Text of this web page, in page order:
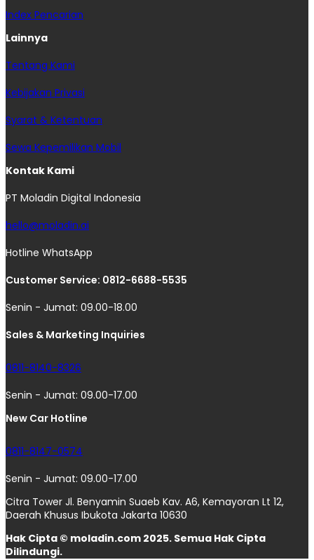
Index Pencarian
Lainnya
Tentang Kami
Kebijakan Privasi
Syarat & Ketentuan
Sewa Kepemilikan Mobil
Kontak Kami
PT Moladin Digital Indonesia
hello@moladin.ai
Hotline WhatsApp
Customer Service: 0812-6688-5535
Senin - Jumat: 09.00-18.00
Sales & Marketing Inquiries
0811-8140-8326
Senin - Jumat: 09.00-17.00
New Car Hotline
0811-8147-0574
Senin - Jumat: 09.00-17.00
Citra Tower Jl. Benyamin Suaeb Kav. A6, Kemayoran Lt 12,
Daerah Khusus Ibukota Jakarta 10630
Hak Cipta © moladin.com 2025. Semua Hak Cipta
Dilindungi.